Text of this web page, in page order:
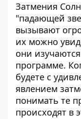
Затмения
"падающей
вызывают
их можно
они
программе.
будете с
явлением
понимать те
происходят в